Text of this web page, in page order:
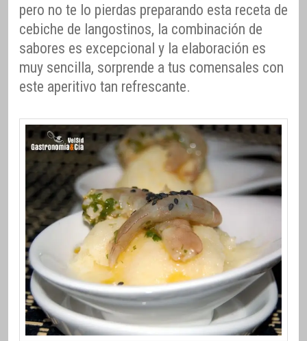
pero no te lo pierdas preparando esta receta de
cebiche de langostinos, la combinación de
sabores es excepcional y la elaboración es
muy sencilla, sorprende a tus comensales con
este aperitivo tan refrescante.